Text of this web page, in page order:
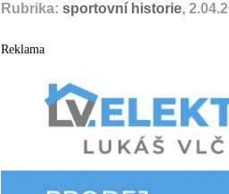
Rubrika: sportovní historie,
Reklama